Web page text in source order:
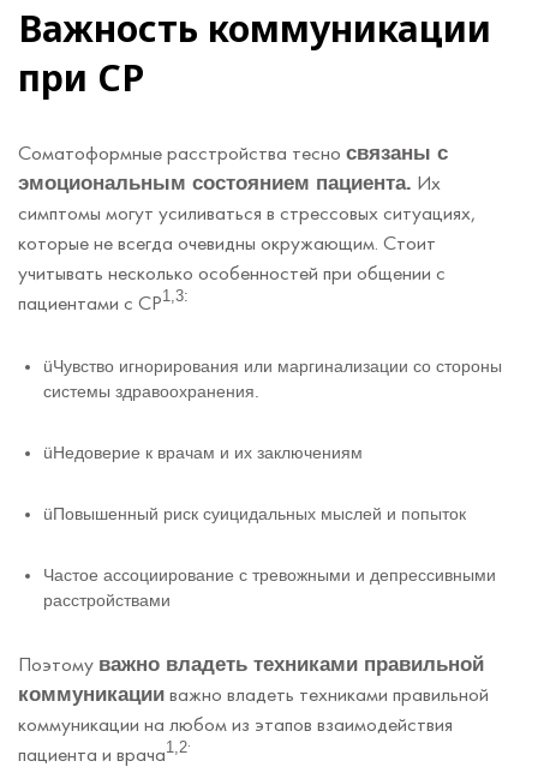
Важность коммуникации
при СР
Соматоформные расстройства тесно связаны с
эмоциональным состоянием пациента. Их
симптомы могут усиливаться в стрессовых ситуациях,
которые не всегда очевидны окружающим. Стоит
учитывать несколько особенностей при общении с
пациентами с СР1,3:
üЧувство игнорирования или маргинализации со стороны
системы здравоохранения.
üНедоверие к врачам и их заключениям
üПовышенный риск суицидальных мыслей и попыток
Частое ассоциирование с тревожными и депрессивными
расстройствами
Поэтому важно владеть техниками правильной
коммуникации важно владеть техниками правильной
коммуникации на любом из этапов взаимодействия
пациента и врача1,2.